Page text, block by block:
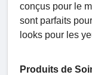
conçus pour le
sont parfaits
looks pour les
Produits de